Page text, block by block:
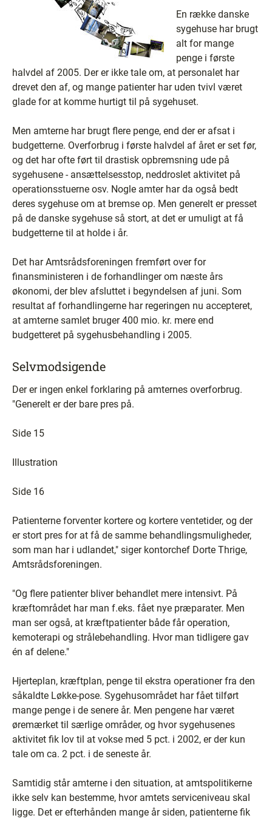
En række danske
sygehuse har brugt
alt for mange
penge i første
halvdel af 2005. Der er ikke tale om, at personalet har
drevet den af, og mange patienter har uden tvivl været
glade for at komme hurtigt til på sygehuset.
Men amterne har brugt flere penge, end der er afsat i
budgetterne. Overforbrug i første halvdel af året er set før,
og det har ofte ført til drastisk opbremsning ude på
sygehusene - ansættelsesstop, neddroslet aktivitet på
operationsstuerne osv. Nogle amter har da også bedt
deres sygehuse om at bremse op. Men generelt er presset
på de danske sygehuse så stort, at det er umuligt at få
budgetterne til at holde i år.
Det har Amtsrådsforeningen fremført over for
finansministeren i de forhandlinger om næste års
økonomi, der blev afsluttet i begyndelsen af juni. Som
resultat af forhandlingerne har regeringen nu accepteret,
at amterne samlet bruger 400 mio. kr. mere end
budgetteret på sygehusbehandling i 2005.
Selvmodsigende
Der er ingen enkel forklaring på amternes overforbrug.
"Generelt er der bare pres på.
Side 15
Illustration
Side 16
Patienterne forventer kortere og kortere ventetider, og der
er stort pres for at få de samme behandlingsmuligheder,
som man har i udlandet," siger kontorchef Dorte Thrige,
Amtsrådsforeningen.
"Og flere patienter bliver behandlet mere intensivt. På
kræftområdet har man f.eks. fået nye præparater. Men
man ser også, at kræftpatienter både får operation,
kemoterapi og strålebehandling. Hvor man tidligere gav
én af delene."
Hjerteplan, kræftplan, penge til ekstra operationer fra den
såkaldte Løkke-pose. Sygehusområdet har fået tilført
mange penge i de senere år. Men pengene har været
øremærket til særlige områder, og hvor sygehusenes
aktivitet fik lov til at vokse med 5 pct. i 2002, er der kun
tale om ca. 2 pct. i de seneste år.
Samtidig står amterne i den situation, at amtspolitikerne
ikke selv kan bestemme, hvor amtets serviceniveau skal
ligge. Det er efterhånden mange år siden, patienterne fik